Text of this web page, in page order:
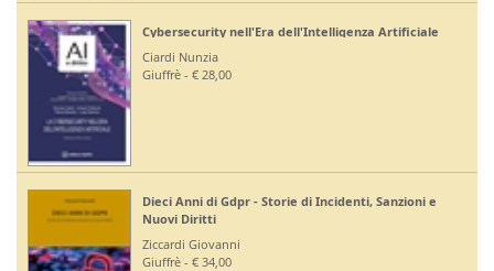
Cybersecurity nell'Era dell'Intelligenza Artificiale
Ciardi Nunzia
Giuffrè - € 28,00
Dieci Anni di Gdpr - Storie di Incidenti, Sanzioni e
Nuovi Diritti
Ziccardi Giovanni
Giuffrè - € 34,00